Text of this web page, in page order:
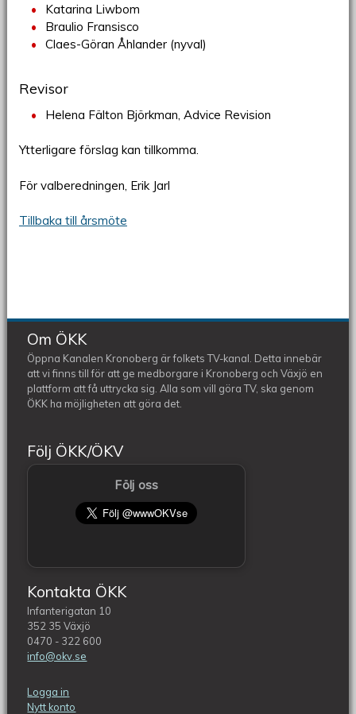
Katarina Liwbom
Braulio Fransisco
Claes-Göran Åhlander (nyval)
Revisor
Helena Fälton Björkman, Advice Revision
Ytterligare förslag kan tillkomma.
För valberedningen, Erik Jarl
Tillbaka till årsmöte
Om ÖKK
Öppna Kanalen Kronoberg är folkets TV-kanal. Detta innebär
att vi finns till för att ge medborgare i Kronoberg och Växjö en
plattform att få uttrycka sig. Alla som vill göra TV, ska genom
ÖKK ha möjligheten att göra det.
Följ ÖKK/ÖKV
Följ oss
Kontakta ÖKK
Infanterigatan 10
352 35 Växjö
0470 - 322 600
info@okv.se
Logga in
Nytt konto